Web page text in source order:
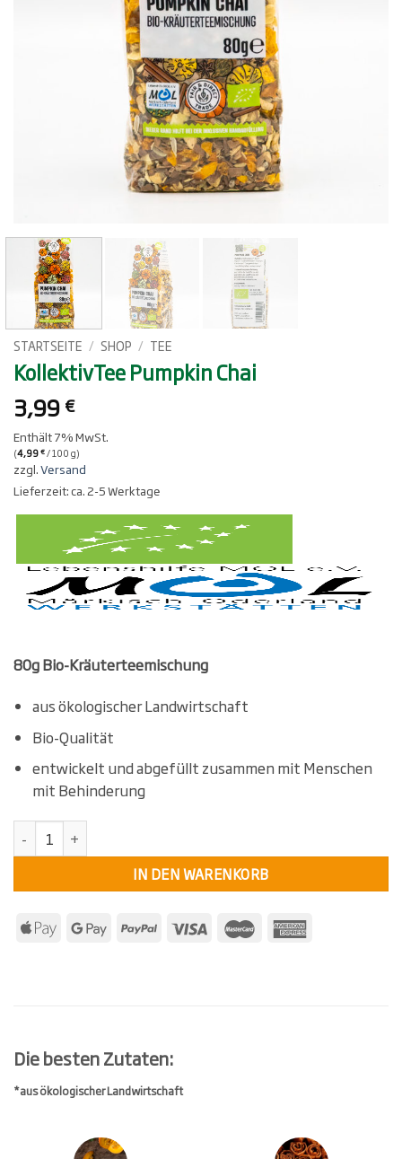
STARTSEITE / SHOP / TEE
KollektivTee Pumpkin Chai
3,99 €
Enthält 7% MwSt.
(4,99€/ 100 g)
zzgl.Versand
Lieferzeit: ca. 2-5 Werktage
80g Bio-Kräuterteemischung
aus ökologischer Landwirtschaft
Bio-Qualität
entwickelt und abgefüllt zusammen mit Menschen
mit Behinderung
KollektivTee Pumpkin Chai Menge
IN DEN WARENKORB
Die besten Zutaten:
*aus ökologischer Landwirtschaft